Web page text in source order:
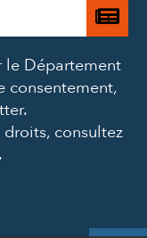
Je
à
le Département
consentement,
droits, consultez
.